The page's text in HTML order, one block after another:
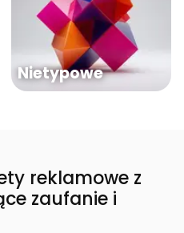
Nietypowe
reklamowe z
zaufanie i